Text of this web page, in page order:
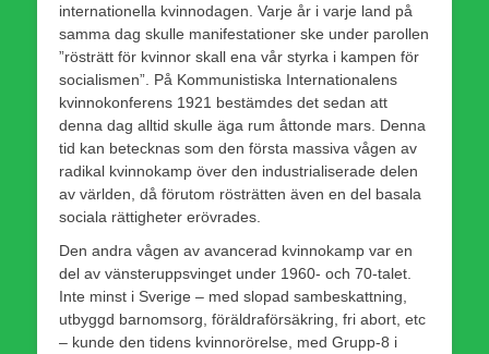
internationella kvinnodagen. Varje år i varje land på
samma dag skulle manifestationer ske under parollen
”rösträtt för kvinnor skall ena vår styrka i kampen för
socialismen”. På Kommunistiska Internationalens
kvinnokonferens 1921 bestämdes det sedan att
denna dag alltid skulle äga rum åttonde mars. Denna
tid kan betecknas som den första massiva vågen av
radikal kvinnokamp över den industrialiserade delen
av världen, då förutom rösträtten även en del basala
sociala rättigheter erövrades.
Den andra vågen av avancerad kvinnokamp var en
del av vänsteruppsvinget under 1960- och 70-talet.
Inte minst i Sverige – med slopad sambeskattning,
utbyggd barnomsorg, föräldraförsäkring, fri abort, etc
– kunde den tidens kvinnorörelse, med Grupp-8 i